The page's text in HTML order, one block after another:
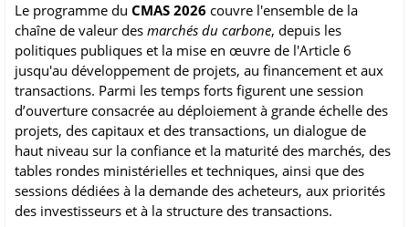
Le programme du CMAS 2026 couvre l'ensemble de la
chaîne de valeur des marchés du carbone, depuis les
politiques publiques et la mise en œuvre de l'Article 6
jusqu'au développement de projets, au financement et aux
transactions. Parmi les temps forts figurent une session
d’ouverture consacrée au déploiement à grande échelle des
projets, des capitaux et des transactions, un dialogue de
haut niveau sur la confiance et la maturité des marchés, des
tables rondes ministérielles et techniques, ainsi que des
sessions dédiées à la demande des acheteurs, aux priorités
des investisseurs et à la structure des transactions.